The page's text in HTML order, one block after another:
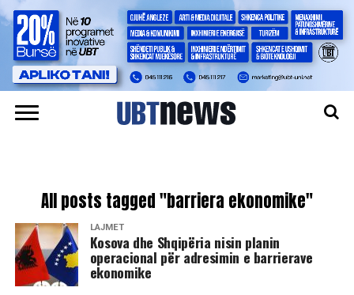
All posts tagged "barriera ekonomike"
LAJMET
​Kosova dhe Shqipëria nisin planin
operacional për adresimin e barrierave
ekonomike